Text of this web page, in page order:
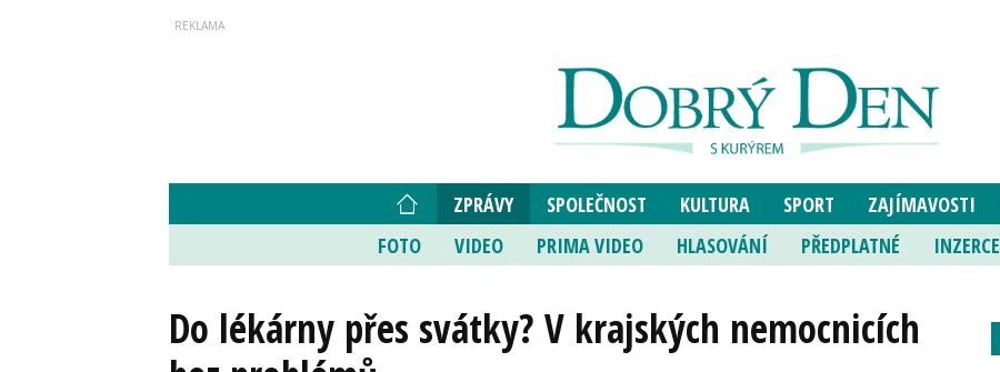
ZPRÁVY SPOLEČNOST KULTURA SPORT ZAJÍMAVOSTI
FOTO
VIDEO PRIMA VIDEO HLASOVÁNÍ PŘEDPLATNÉ INZERCE
Do lékárny přes svátky? V krajských nemocnicích